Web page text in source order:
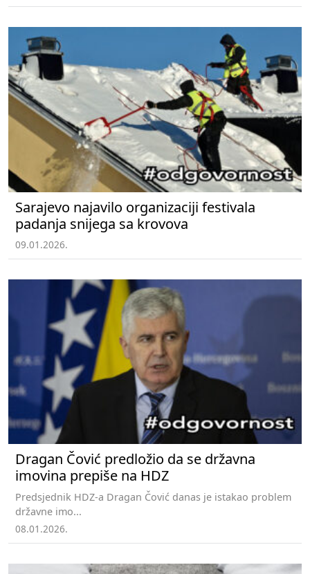
Sarajevo najavilo organizaciji festivala
padanja snijega sa krovova
09.01.2026.
Dragan Čović predložio da se državna
imovina prepiše na HDZ
Predsjednik HDZ-a Dragan Čović danas je istakao problem
državne imo...
08.01.2026.